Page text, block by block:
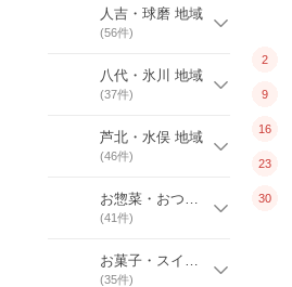
人吉・球磨 地域
(56件)
八代・氷川 地域
(37件)
芦北・水俣 地域
(46件)
お惣菜・おつまみ
(41件)
お菓子・スイーツ
(35件)
2
9
16
23
30